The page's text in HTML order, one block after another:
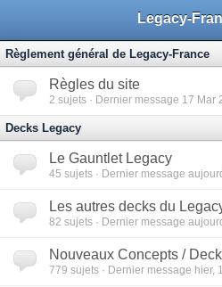
Règlement général de Legacy-France
Règles du site
2 sujets · Dernier message 17 Mar
Decks Legacy
Le Gauntlet Legacy
45 sujets · Dernier message
Les autres decks du
82 sujets · Dernier message
Nouveaux Concepts /
779 sujets · Dernier message hier,